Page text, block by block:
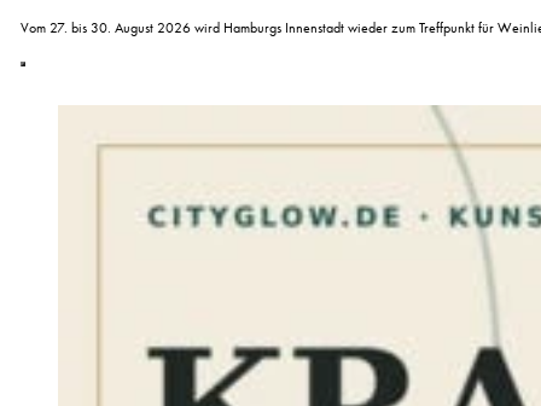
Vom 27. bis 30. August 2026 wird Hamburgs Innenstadt wieder zum Treffpunkt für